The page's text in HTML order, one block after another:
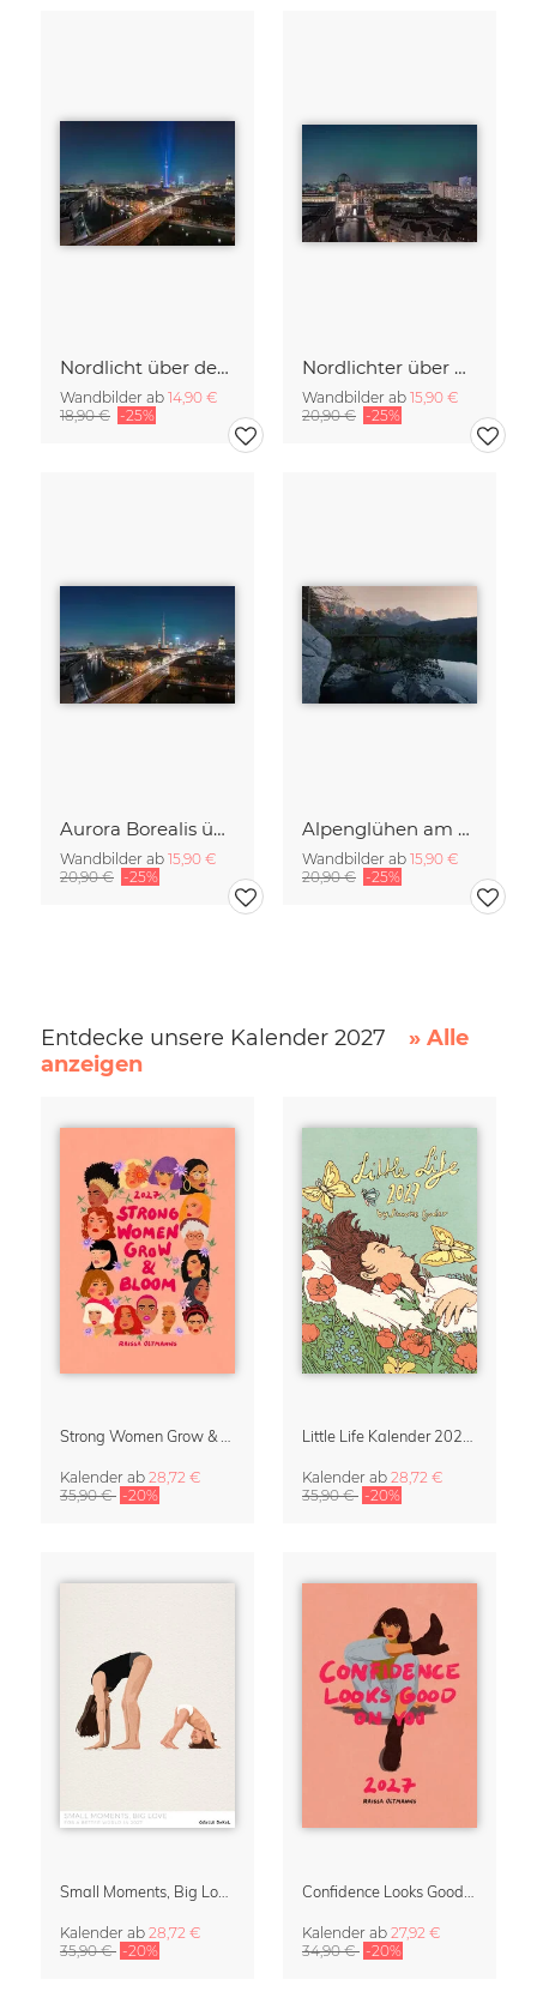
Nordlicht über der Metropole Berlin
Wandbilder ab 14,90 €
18,90 € -25%
Nordlichter über Berlin – ein seltenes Schauspiel
Wandbilder ab 15,90 €
20,90 € -25%
Aurora Borealis über der Hauptstadt Berlin
Wandbilder ab 15,90 €
20,90 € -25%
Alpenglühen am Eibsee bei Sonnenuntergang
Wandbilder ab 15,90 €
20,90 € -25%
Entdecke unsere Kalender 2027
» Alle
anzeigen
Kalender ab 28,72 €
35,90 € -20%
Kalender ab 28,72 €
35,90 € -20%
Kalender ab 28,72 €
35,90 € -20%
Kalender ab 27,92 €
34,90 € -20%